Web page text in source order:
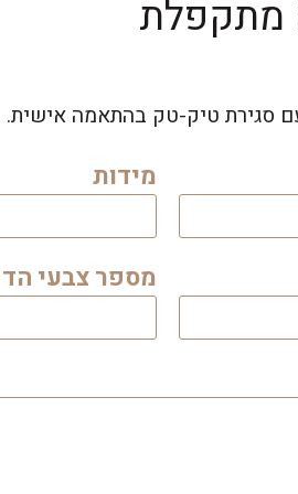
מתקפלת
סגירת טיק-טק בהתאמה אישית.
מידות
מספר צבעי